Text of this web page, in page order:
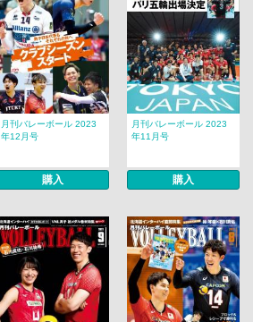
月刊バレーボール 2023
年12月号
購入
月刊バレーボール 2023
年11月号
購入